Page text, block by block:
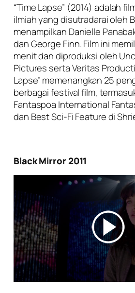
“Time Lapse” (2014) adalah
ilmiah yang disutradarai oleh
menampilkan Danielle
dan George Finn. Film ini
menit dan diproduksi oleh
Pictures serta Veritas
Lapse” memenangkan 25
berbagai festival film,
Fantaspoa International
dan Best Sci-Fi Feature di
Black Mirror 2011